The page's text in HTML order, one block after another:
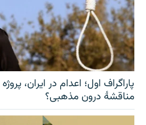
پاراگراف اول؛ اعدام در ایران،
مناقشهٔ درون مذهبی؟